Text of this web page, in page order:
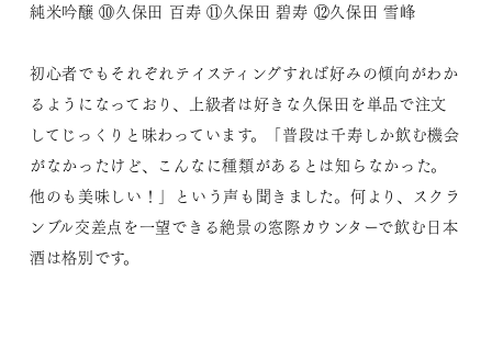
純米吟醸 ⑩久保田 百寿 ⑪久保田 碧寿 ⑫久保田 雪峰
初心者でもそれぞれテイスティングすれば好みの傾向がわか
るようになっており、上級者は好きな久保田を単品で注文
してじっくりと味わっています。「普段は千寿しか飲む機会
がなかったけど、こんなに種類があるとは知らなかった。
他のも美味しい！」という声も聞きました。何より、スクラ
ンブル交差点を一望できる絶景の窓際カウンターで飲む日本
酒は格別です。